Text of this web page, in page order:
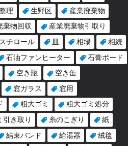
理 生野区
産業廃棄物
棄物回収
産業廃棄物引取り
チロール 皿 相場
相続
石油ファンヒーター
石膏ボード
空き瓶
空き缶
窓ガラス
窓用
粗大ゴミ
粗大ゴミ処分
引き取り 糸のこぎり
紙
結束バンド 給湯器
絨毯